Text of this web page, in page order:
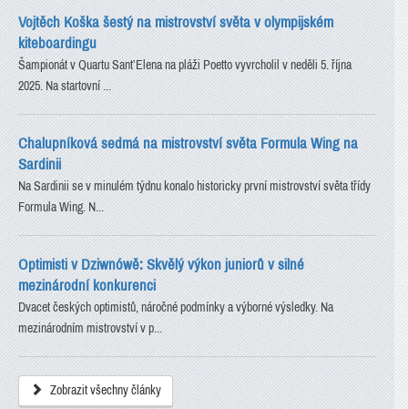
Vojtěch Koška šestý na mistrovství světa v olympijském
kiteboardingu
Šampionát v Quartu Sant’Elena na pláži Poetto vyvrcholil v neděli 5. října
2025. Na startovní ...
Chalupníková sedmá na mistrovství světa Formula Wing na
Sardinii
Na Sardinii se v minulém týdnu konalo historicky první mistrovství světa třídy
Formula Wing. N...
Optimisti v Dziwnówě: Skvělý výkon juniorů v silné
mezinárodní konkurenci
Dvacet českých optimistů, náročné podmínky a výborné výsledky. Na
mezinárodním mistrovství v p...
Zobrazit všechny články